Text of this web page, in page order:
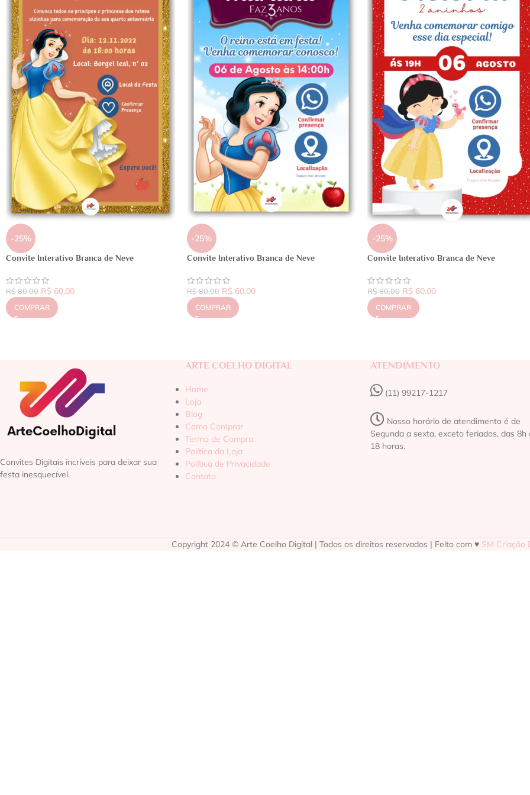
-25%
Convite Interativo Branca de Neve
R$80,00 R$ 60,00
COMPRAR
-25%
Convite Interativo Branca de Neve
R$80,00 R$60,00
COMPRAR
-25%
Convite Interativo Branca de Neve
R$80,00 R$ 60,00
COMPRAR
Convites Digitais incríveis para deixar sua
festa inesquecível.
ARTE COELHO DIGITAL
Home
Loja
Blog
Como Comprar
Termo de Compra
Política da Loja
Política de Privacidade
Contato
ATENDIMENTO
(11) 99217-1217‬
Nosso horário de atendimento é de
Segunda a sexta, exceto feriados, das 8h
18 horas.
Copyright 2024 © Arte Coelho Digital | Todos os direitos reservados | Feito com ♥ SM Criação